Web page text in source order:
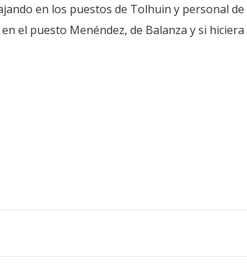
en los puestos de Tolhuin y personal de
el puesto Menéndez, de Balanza y si hiciera